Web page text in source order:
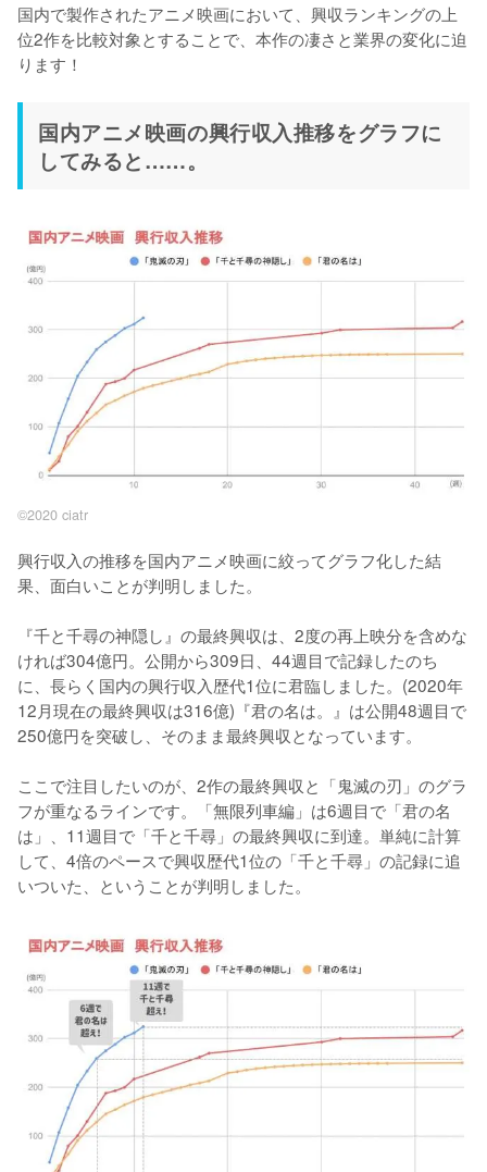
国内で製作されたアニメ映画において、興収ランキングの上
位2作を比較対象とすることで、本作の凄さと業界の変化に迫
ります！
国内アニメ映画の興行収入推移をグラフに
してみると……。
©2020 ciatr
興行収入の推移を国内アニメ映画に絞ってグラフ化した結
果、面白いことが判明しました。
『千と千尋の神隠し』の最終興収は、2度の再上映分を含めな
ければ304億円。公開から309日、44週目で記録したのち
に、長らく国内の興行収入歴代1位に君臨しました。(2020年
12月現在の最終興収は316億)『君の名は。』は公開48週目で
250億円を突破し、そのまま最終興収となっています。
ここで注目したいのが、2作の最終興収と「鬼滅の刃」のグラ
フが重なるラインです。「無限列車編」は6週目で「君の名
は」、11週目で「千と千尋」の最終興収に到達。単純に計算
して、4倍のペースで興収歴代1位の「千と千尋」の記録に追
いついた、ということが判明しました。